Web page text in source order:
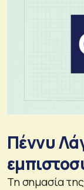
Πέννυ
Τη σημασία